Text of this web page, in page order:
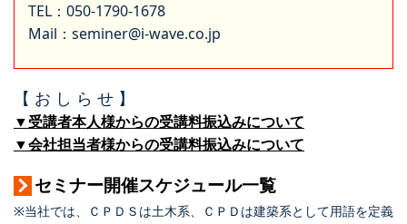
TEL：050-1790-1678
Mail：seminer@i-wave.co.jp
【 お し ら せ 】
▼受講者本人様からの受講料振込みについて
▼会社担当者様からの受講料振込みについて
セミナー開催スケジュール一覧
※当社では、ＣＰＤＳは土木系、ＣＰＤは建築系として用語を定義